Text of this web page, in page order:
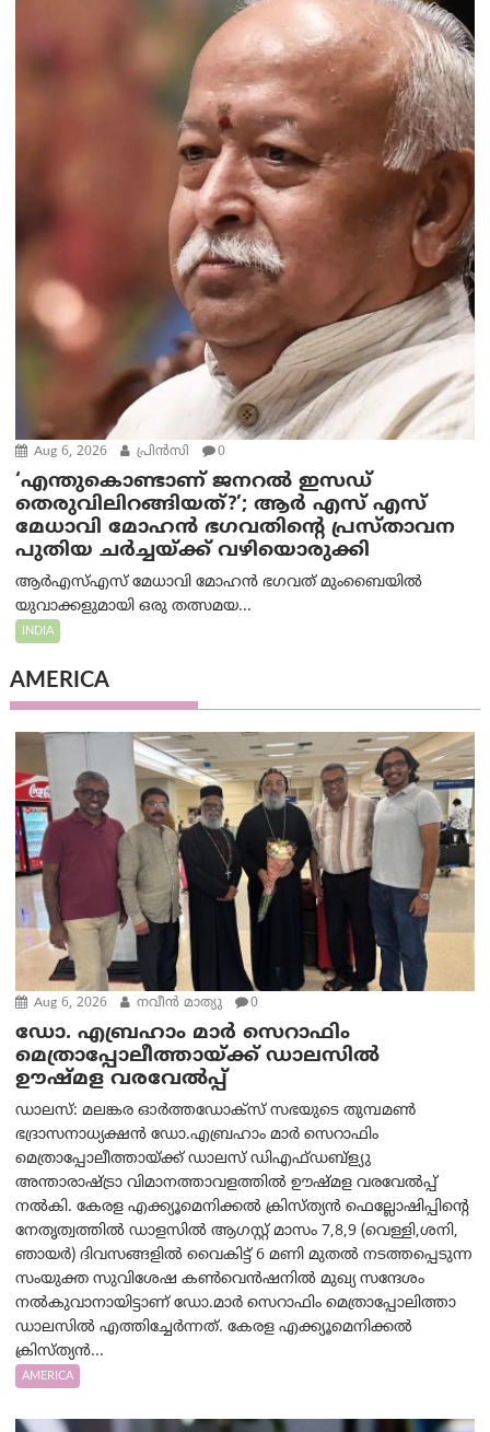
Aug 6, 2026 പ്രിന്‍സി 0
‘എന്തുകൊണ്ടാണ് ജനറൽ ഇസഡ്
തെരുവിലിറങ്ങിയത്?’; ആര്‍ എസ് എസ്
മേധാവി മോഹൻ ഭഗവതിന്റെ പ്രസ്താവന
പുതിയ ചര്‍ച്ചയ്ക്ക് വഴിയൊരുക്കി
ആർ‌എസ്‌എസ് മേധാവി മോഹൻ ഭഗവത് മുംബൈയിൽ
യുവാക്കളുമായി ഒരു തത്സമയ...
INDIA
AMERICA
Aug 6, 2026 നവീൻ മാത്യു 0
ഡോ. എബ്രഹാം മാർ സെറാഫിം
മെത്രാപ്പോലീത്തായ്ക്ക് ഡാലസിൽ
ഊഷ്മള വരവേൽപ്പ്
ഡാലസ്: മലങ്കര ഓർത്തഡോക്സ് സഭയുടെ തുമ്പമൺ
ഭദ്രാസനാധ്യക്ഷൻ ഡോ.എബ്രഹാം മാർ സെറാഫിം
മെത്രാപ്പോലീത്തായ്ക്ക് ഡാലസ് ഡിഎഫ്ഡബ്ള്യു
അന്താരാഷ്ട്രാ വിമാനത്താവളത്തിൽ ഊഷ്മള വരവേൽപ്പ്
നൽകി. കേരള എക്ക്യൂമെനിക്കൽ ക്രിസ്ത്യൻ ഫെല്ലോഷിപ്പിന്റെ
നേതൃത്വത്തിൽ ഡാളസിൽ ആഗസ്റ്റ് മാസം 7,8,9 (വെള്ളി,ശനി,
ഞായർ) ദിവസങ്ങളിൽ വൈകിട്ട് 6 മണി മുതൽ നടത്തപ്പെടുന്ന
സംയുക്ത സുവിശേഷ കൺവെൻഷനിൽ മുഖ്യ സന്ദേശം
നൽകുവാനായിട്ടാണ് ഡോ.മാർ സെറാഫിം മെത്രാപ്പോലിത്താ
ഡാലസിൽ എത്തിച്ചേർന്നത്. കേരള എക്ക്യൂമെനിക്കൽ
ക്രിസ്ത്യൻ...
AMERICA